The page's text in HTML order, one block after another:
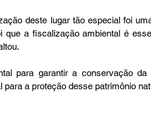
deste lugar tão especial foi
a fiscalização ambiental é
para garantir a conservação da
a proteção desse patrimônio